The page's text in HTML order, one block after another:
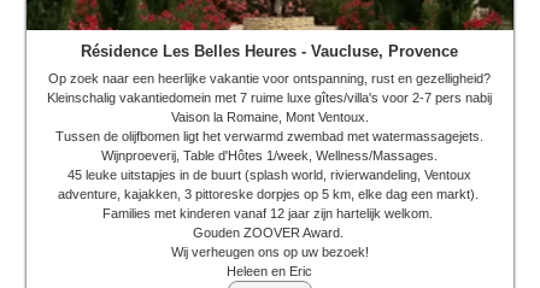
Résidence Les Belles Heures - Vaucluse, Provence
Op zoek naar een heerlijke vakantie voor ontspanning, rust en gezelligheid?
Kleinschalig vakantiedomein met 7 ruime luxe gîtes/villa's voor 2-7 pers nabij
Vaison la Romaine, Mont Ventoux.
Tussen de olijfbomen ligt het verwarmd zwembad met watermassagejets.
Wijnproeverij, Table d'Hôtes 1/week, Wellness/Massages.
45 leuke uitstapjes in de buurt (splash world, rivierwandeling, Ventoux
adventure, kajakken, 3 pittoreske dorpjes op 5 km, elke dag een markt).
Families met kinderen vanaf 12 jaar zijn hartelijk welkom.
Gouden ZOOVER Award.
Wij verheugen ons op uw bezoek!
Heleen en Eric